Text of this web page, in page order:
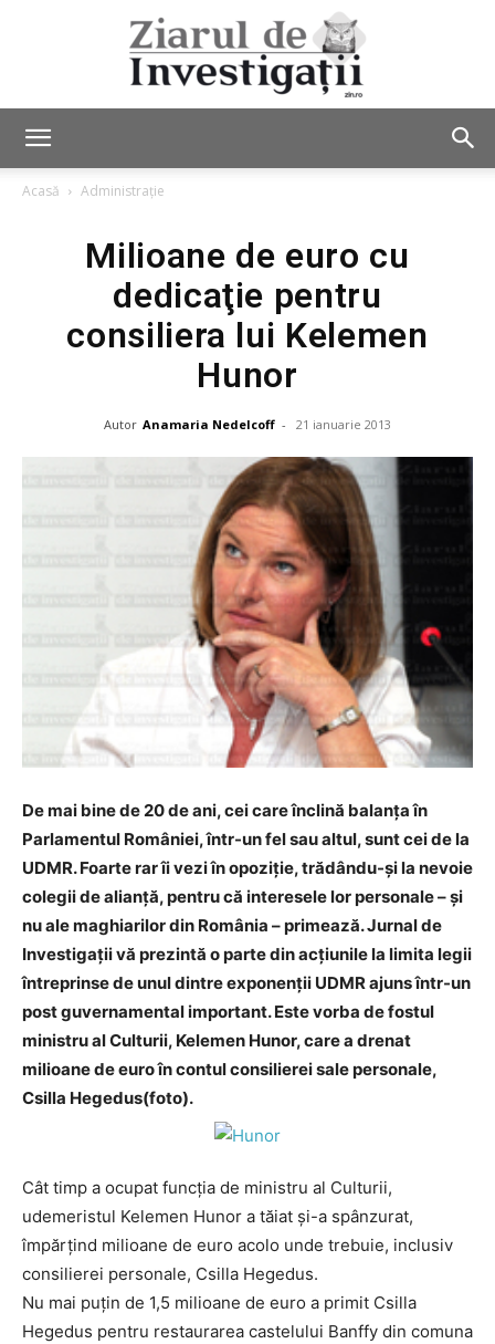
de
Acasă Administrație
Milioane de euro cu
dedicaţie pentru
consiliera lui Kelemen
Hunor
Autor Anamaria Nedelcoff - 21 ianuarie 2013
De mai bine de 20 de ani, cei care înclină balanța în
Parlamentul României, într-un fel sau altul, sunt cei de la
UDMR. Foarte rar îi vezi în opoziție, trădându-și la nevoie
colegii de alianță, pentru că interesele lor personale – și
nu ale maghiarilor din România – primează. Jurnal de
Investigaţii vă prezintă o parte din acţiunile la limita legii
întreprinse de unul dintre exponenţii UDMR ajuns într-un
post guvernamental important. Este vorba de fostul
ministru al Culturii, Kelemen Hunor, care a drenat
milioane de euro în contul consilierei sale personale,
Csilla Hegedus(foto).
Cât timp a ocupat funcţia de ministru al Culturii,
udemeristul Kelemen Hunor a tăiat și-a spânzurat,
împărțind milioane de euro acolo unde trebuie, inclusiv
consilierei personale, Csilla Hegedus.
Nu mai puțin de 1,5 milioane de euro a primit Csilla
Hegedus pentru restaurarea castelului Banffy din comuna